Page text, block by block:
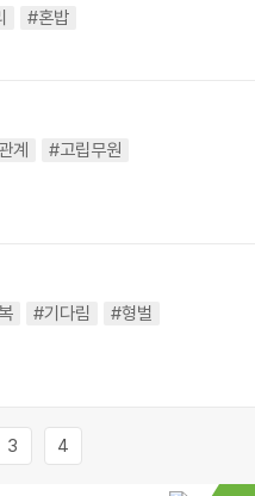
#혼밥
계
#고립무원
#기다림
#형벌
3 4